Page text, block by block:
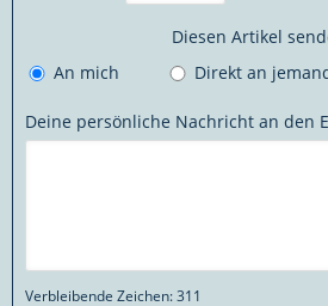
Diesen Artikel
An mich
Direkt an
Deine persönliche Nachricht an den
Verbleibende Zeichen:311